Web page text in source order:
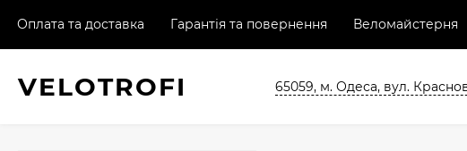
Оплата та доставка Гарантія та повернення Веломайстерня
VELOTROFI 65059, м. Одеса, вул.